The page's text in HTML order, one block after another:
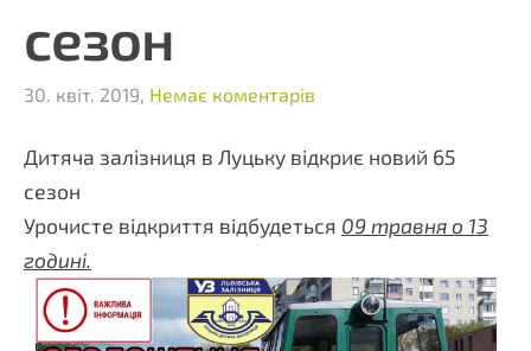
сезон
30. квіт. 2019, Немає коментарів
Дитяча залізниця в Луцьку відкриє новий 65
сезон
Урочисте відкриття відбудеться 09 травня о 13
годині.